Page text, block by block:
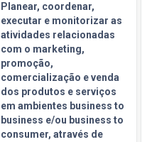
Planear, coordenar,
executar e monitorizar as
atividades relacionadas
com o marketing,
promoção,
comercialização e venda
dos produtos e serviços
em ambientes business to
business e/ou business to
consumer, através de